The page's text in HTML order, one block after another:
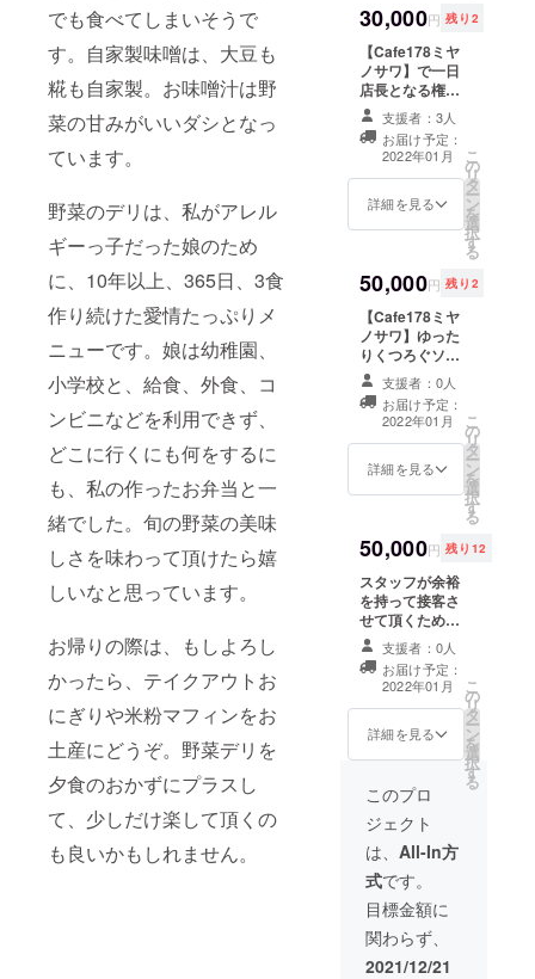
でも食べてしまいそうで
す。自家製味噌は、大豆も
糀も自家製。お味噌汁は野
菜の甘みがいいダシとなっ
ています。
野菜のデリは、私がアレル
ギーっ子だった娘のため
に、10年以上、365日、3食
作り続けた愛情たっぷりメ
ニューです。娘は幼稚園、
小学校と、給食、外食、コ
ンビニなどを利用できず、
どこに行くにも何をするに
も、私の作ったお弁当と一
緒でした。旬の野菜の美味
しさを味わって頂けたら嬉
しいなと思っています。
お帰りの際は、もしよろし
かったら、テイクアウトお
にぎりや米粉マフィンをお
土産にどうぞ。野菜デリを
夕食のおかずにプラスし
て、少しだけ楽して頂くの
も良いかもしれません。
【Cafe178ミヤ
ノサワ】へいら
してください
ね。
過ごして頂ける
ように、どうぞ
お力を貸して下
さい。 当初は自
宅で使用してい
たエアコンを使
用する予定だっ
たのですが、暖
房機能や範囲が
えをしなくては
ならなくなって
ひとり様何口で
も大歓迎です。
ご支援者様のご
芳名をエアコン
のリモコンに記
載させていただ
き、スタッフ一
同操作の度に感
謝の想いを新た
ルでは、購入す
る機種のお知ら
（お好きな飲み
物3杯・有効期限
2022年3月末
日）付きのお礼
状をお届けしま
す。 プレオープ
ンの日時もご案
内させて頂きま
す。 一足早く、
た【Cafe178ミ
ヤノサワ】へい
ね。
30,000円 残り2
【Cafe178ミヤ
ノサワ】で一日
店長となる権
利。 2022年1月
～3月の間で日程
をご相談致しま
しょう。 カフェ
体験をしてみた
い方はぜひ。 初
きます。 お礼の
メールにて詳細
をご案内致しま
す。 併せてプレ
オープンのご案
内もさせて頂き
ますので、一足
早く【Cafe178
ミヤノサワ】へ
いね。
支援者：3人
お届け予定：
2022年01月
詳細を見る
こ
の
リ
タ
ー
ン
を
選
択
す
る
50,000円 残り2
【Cafe178ミヤ
ノサワ】ゆった
りくつろぐソ
ファのスポン
サー。 客席のな
かで唯一のソ
ファ席、2客のみ
となります。
きっと一番人気
ソファの詳細を
お知らせさせて
頂くと共に、ド
リンクチケット
（お好きな飲み
物5杯・有効期限
2022年3月末
日）付きのお礼
状をお届けしま
す. プレオープン
のご案内もさせ
て頂きますの
ポンサーとなっ
たソファでご
ゆっくりお過ご
しください。 ご
来店の際にはソ
ファでくつろぐ
姿を記念撮影さ
せていただきま
す。（ご希望に
よります）
支援者：0人
お届け予定：
2022年01月
詳細を見る
こ
の
リ
タ
ー
ン
を
選
択
す
る
50,000円 残り12
スタッフが余裕
を持って接客さ
せて頂くために
【Cafe178ミヤ
ノサワ】縁の下
の力持ち「食洗
機」のスポン
サーとなって下
さい。 上限まで
です。 カフェ開
業について学ば
せて頂いた先輩
オーナーの皆様
が口をそろえて
仰っていたのは
「洗い物の大変
さ」でした。 お
客様のことをき
ちんと考えるこ
支援者：0人
お届け予定：
2022年01月
詳細を見る
こ
の
リ
タ
ー
ン
を
選
択
す
る
このプロ
ジェクト
は、 All-In方
式です。
目標金額に
関わらず、
2021/12/21